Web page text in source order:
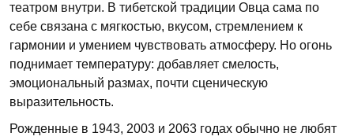
театром внутри. В тибетской традиции Овца сама по
себе связана с мягкостью, вкусом, стремлением к
гармонии и умением чувствовать атмосферу. Но огонь
поднимает температуру: добавляет смелость,
эмоциональный размах, почти сценическую
выразительность.
Рожденные в 1943, 2003 и 2063 годах обычно не любят